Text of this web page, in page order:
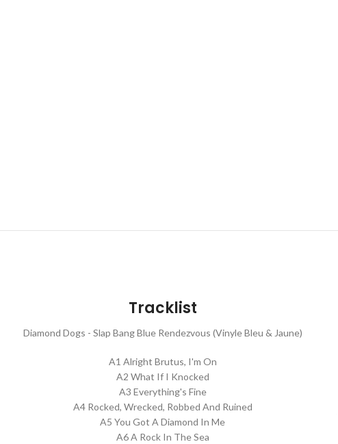
Tracklist
Diamond Dogs - Slap Bang Blue Rendezvous (Vinyle Bleu & Jaune)
A1 Alright Brutus, I'm On
A2 What If I Knocked
A3 Everything's Fine
A4 Rocked, Wrecked, Robbed And Ruined
A5 You Got A Diamond In Me
A6 A Rock In The Sea